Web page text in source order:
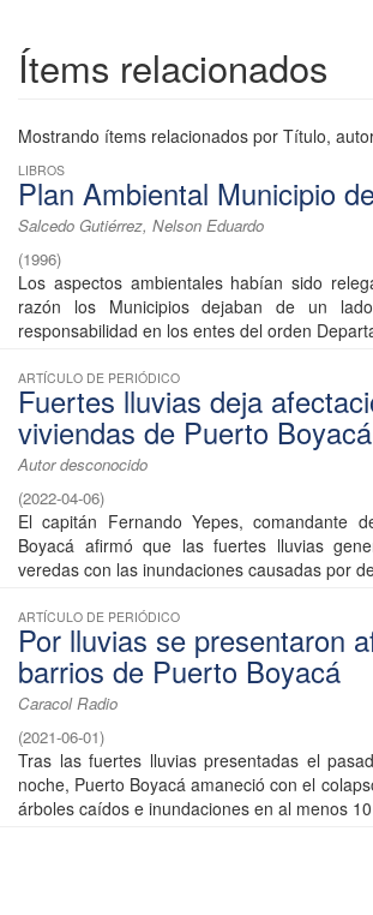
Ítems relacionados
Mostrando ítems relacionados por Título,
LIBROS
Plan Ambiental Municipio
Salcedo Gutiérrez, Nelson Eduardo
(1996)
Los aspectos ambientales habían sido
razón los Municipios dejaban de un
responsabilidad en los entes del orden
ARTÍCULO DE PERIÓDICO
Fuertes lluvias deja
viviendas de Puerto Boyacá
Autor desconocido
(2022-04-06)
El capitán Fernando Yepes, comandante
Boyacá afirmó que las fuertes lluvias
veredas con las inundaciones causadas por
ARTÍCULO DE PERIÓDICO
Por lluvias se presentaron
barrios de Puerto Boyacá
Caracol Radio
(2021-06-01)
Tras las fuertes lluvias presentadas el
noche, Puerto Boyacá amaneció con el
árboles caídos e inundaciones en al menos